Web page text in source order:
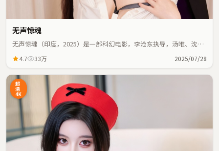
无声惊魂
无声惊魂（印度，2025）是一部科幻电影，李沧东执导，汤唯、沈腾
4.7 33万 2025/07/28
超
清
4K